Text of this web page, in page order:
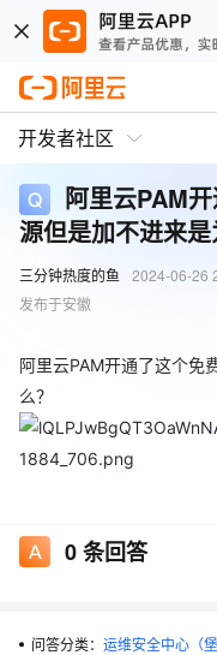
开发者社区
阿里云PAM
源但是加不进来是
三分钟热度的鱼 2024-06-26
发布于安徽
阿里云PAM开通了这个免
么？
0条回答
问答分类： 运维安全中心（堡